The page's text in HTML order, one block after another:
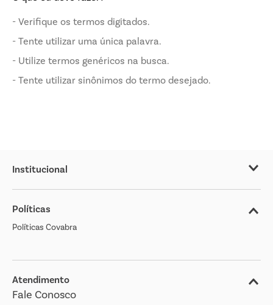
Verifique os termos digitados.
Tente utilizar uma única palavra.
Utilize termos genéricos na busca.
Tente utilizar sinônimos do termo desejado.
Institucional
Sobre o Covabra
Nossas Lojas
Cliente Bem Estar
Jornal de Ofertas
Transparência Salarial
Políticas
Políticas Covabra
Atendimento
Fale Conosco